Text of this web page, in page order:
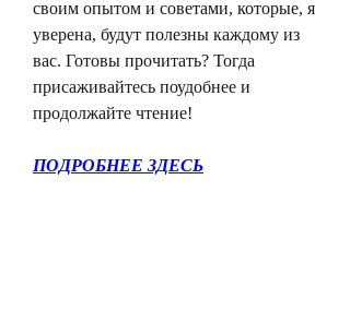
своим опытом и советами, которые, я
уверена, будут полезны каждому из
вас. Готовы прочитать? Тогда
присаживайтесь поудобнее и
продолжайте чтение!
ПОДРОБНЕЕ ЗДЕСЬ